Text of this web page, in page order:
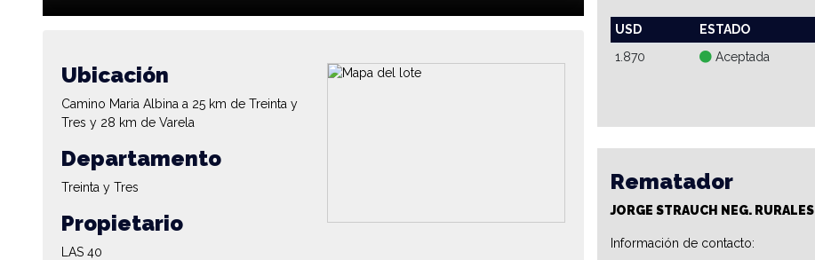
Ubicación
Camino Maria Albina a 25 km de Treinta y
Tres y 28 km de Varela
Departamento
Treinta y Tres
Propietario
LAS 40
USD ESTADO
1.870
Aceptada
Rematador
JORGE STRAUCH NEG. RURALES
Información de contacto: